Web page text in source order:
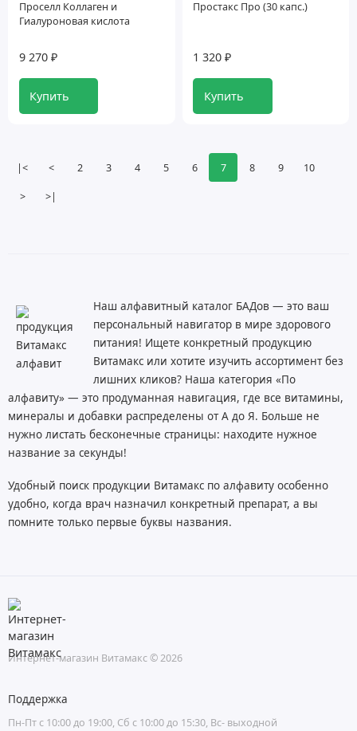
Проселл Коллаген и
Гиалуроновая кислота
9 270 ₽
Купить
Простакс Про (30 капс.)
1 320 ₽
Купить
|< < 2 3 4 5 6 7 8 9 10
> >|
Наш алфавитный каталог БАДов — это ваш
персональный навигатор в мире здорового
питания! Ищете конкретный продукцию
Витамакс или хотите изучить ассортимент без
лишних кликов? Наша категория «По
алфавиту» — это продуманная навигация, где все витамины,
минералы и добавки распределены от А до Я. Больше не
нужно листать бесконечные страницы: находите нужное
название за секунды!
Удобный поиск продукции Витамакс по алфавиту особенно
удобно, когда врач назначил конкретный препарат, а вы
помните только первые буквы названия.
Интернет-магазин Витамакс © 2026
Поддержка
Пн-Пт с 10:00 до 19:00, Сб с 10:00 до 15:30, Вс- выходной